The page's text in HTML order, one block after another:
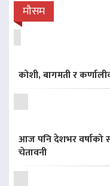
मौसम
कोशी, बागमती र
आज पनि देशभर वर्षाको
चेतावनी